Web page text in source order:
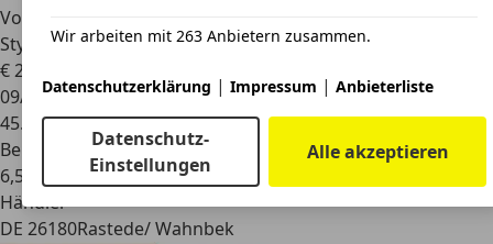
Volkswagen Golf GTI
Style/IQ.Light/18/Kam
€ 24.990
09/2022
45.924 km
Benzin
6,5 l/100 km (komb.)
Händler
DE 26180Rastede/ Wahnbek
Wir arbeiten mit 263 Anbietern zusammen.
Datenschutzerklärung | Impressum | Anbieterliste
Datenschutz-
Einstellungen
Alle akzeptieren